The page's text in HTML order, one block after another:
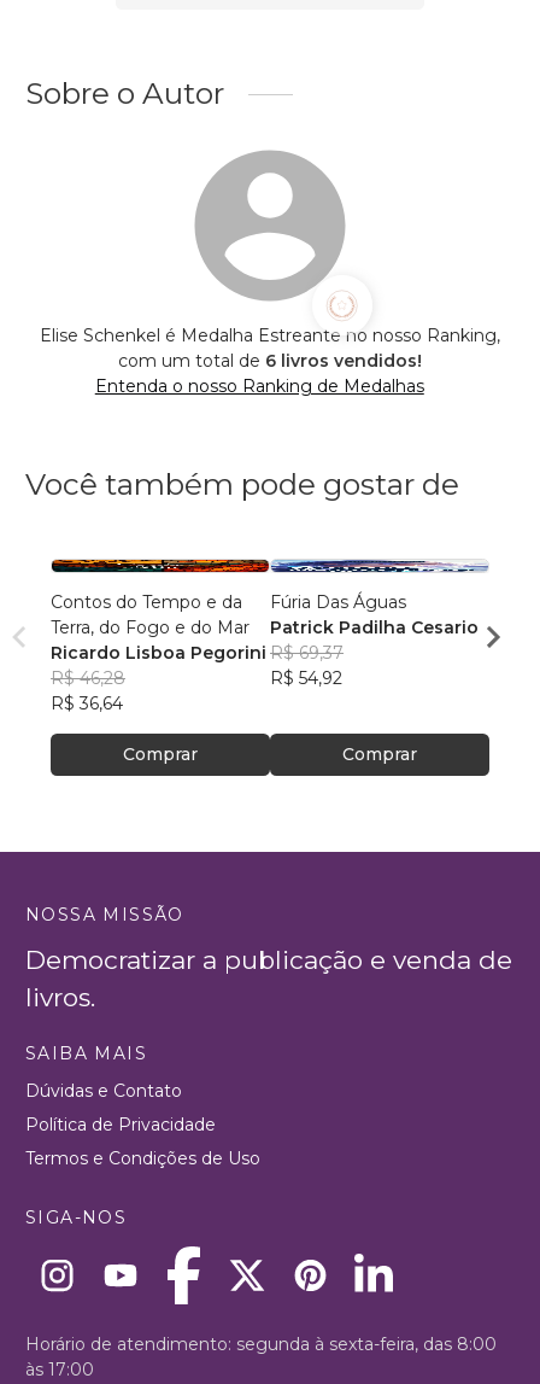
Sobre o Autor
Elise Schenkel é Medalha Estreante no nosso Ranking,
com um total de 6 livros vendidos!
Entenda o nosso Ranking de Medalhas
Você também pode gostar de
Contos do Tempo e da
Terra, do Fogo e do Mar
Ricardo Lisboa Pegorini
R$ 46,28
R$ 36,64
Comprar
Fúria Das Águas
Patrick Padilha Cesario
R$ 69,37
R$ 54,92
Comprar
R$
NOSSA MISSÃO
Democratizar a publicação e venda de
livros.
SAIBA MAIS
Dúvidas e Contato
Política de Privacidade
Termos e Condições de Uso
SIGA-NOS
Horário de atendimento: segunda à sexta-feira, das 8:00
às 17:00